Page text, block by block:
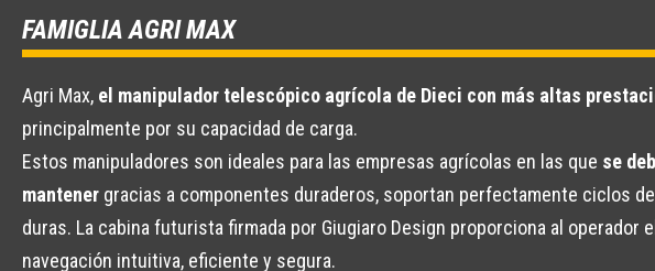
FAMIGLIA AGRI MAX
Agri Max, el manipulador telescópico agrícola de Dieci con más altas
principalmente por su capacidad de carga.
Estos manipuladores son ideales para las empresas agrícolas en las que se
mantener gracias a componentes duraderos, soportan perfectamente ciclos
duras. La cabina futurista firmada por Giugiaro Design proporciona al
navegación intuitiva, eficiente y segura.